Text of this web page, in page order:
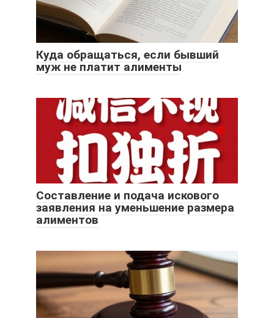
Куда обращаться, если бывший
муж не платит алименты
Составление и подача искового
заявления на уменьшение размера
алиментов